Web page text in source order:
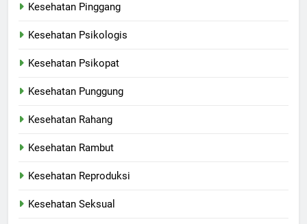
Kesehatan Pinggang
Kesehatan Psikologis
Kesehatan Psikopat
Kesehatan Punggung
Kesehatan Rahang
Kesehatan Rambut
Kesehatan Reproduksi
Kesehatan Seksual